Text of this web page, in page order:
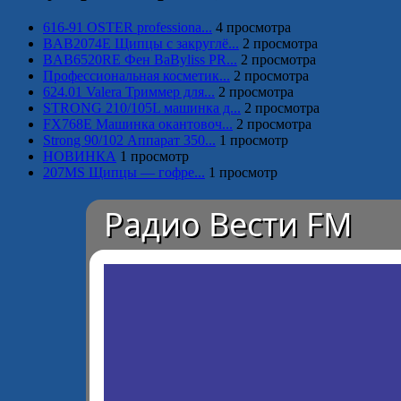
616-91 OSTER professiona... 4 просмотра
BAB2074E Щипцы с закруглё... 2 просмотра
BAB6520RE Фен BaByliss PR... 2 просмотра
Профессиональная косметик... 2 просмотра
624.01 Valera Триммер для... 2 просмотра
STRONG 210/105L машинка д... 2 просмотра
FX768E Машинка окантовоч... 2 просмотра
Strong 90/102 Аппарат 350... 1 просмотр
НОВИНКА 1 просмотр
207MS Щипцы — гофре... 1 просмотр
Радио Вести FM